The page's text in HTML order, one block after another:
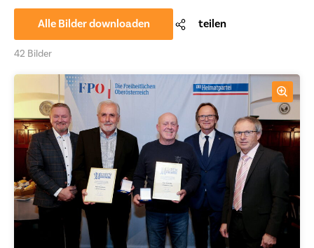
Alle Bilder downloaden teilen
42 Bilder